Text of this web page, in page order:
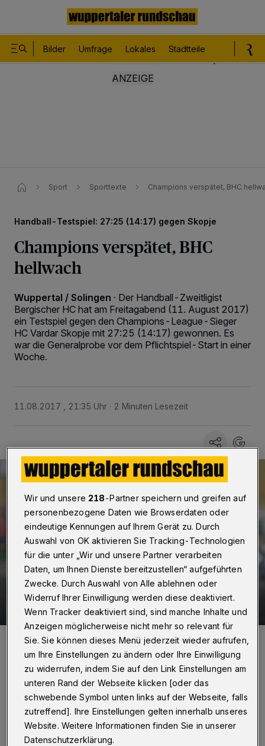
Bilder Umfrage Lokales Stadtteile
Sport Sporttexte Champions verspätet, BHC
Handball-Testspiel: 27:25 (14:17) gegen Skopje
Champions verspätet, BHC
hellwach
Wuppertal / Solingen · Der Handball-Zweitligist
Bergischer HC hat am Freitagabend (11. August 2017)
ein Testspiel gegen den Champions-League-Sieger
HC Vardar Skopje mit 27:25 (14:17) gewonnen. Es
war die Generalprobe vor dem Pflichtspiel-Start in einer
Woche.
11.08.2017 , 21:35 Uhr 2 Minuten Lesezeit
18 Bilder
BHC schlägt Skopje 18 Bilder
D ie Saisoneröffnung in der Solinger
Klingenhalle begann mit einstündiger
Verzögerung erst um 21 Uhr. Das Flugzeug der
Wir und unsere 218-Partner speichern und greifen auf
personenbezogene Daten wie Browserdaten oder
eindeutige Kennungen auf Ihrem Gerät zu. Durch
Auswahl von OK aktivieren Sie Tracking-Technologien
für die unter „Wir und unsere Partner verarbeiten
Daten, um Ihnen Dienste bereitzustellen“ aufgeführten
Zwecke. Durch Auswahl von Alle ablehnen oder
Widerruf Ihrer Einwilligung werden diese deaktiviert.
Wenn Tracker deaktiviert sind, sind manche Inhalte und
Anzeigen möglicherweise nicht mehr so relevant für
Sie. Sie können dieses Menü jederzeit wieder aufrufen,
um Ihre Einstellungen zu ändern oder Ihre Einwilligung
zu widerrufen, indem Sie auf den Link Einstellungen am
unteren Rand der Webseite klicken [oder das
schwebende Symbol unten links auf der Webseite, falls
zutreffend]. Ihre Einstellungen gelten innerhalb unseres
Website. Weitere Informationen finden Sie in unserer
Datenschutzerklärung.